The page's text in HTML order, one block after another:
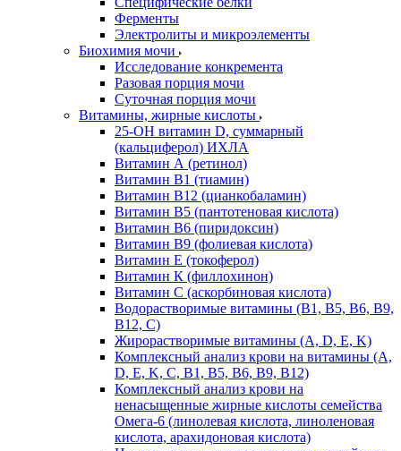
Ферменты
Электролиты и микроэлементы
Биохимия мочи
Исследование конкремента
Разовая порция мочи
Суточная порция мочи
Витамины, жирные кислоты
25-OH витамин D, суммарный
(кальциферол) ИХЛА
Витамин А (ретинол)
Витамин В1 (тиамин)
Витамин В12 (цианкобаламин)
Витамин В5 (пантотеновая кислота)
Витамин В6 (пиридоксин)
Витамин В9 (фолиевая кислота)
Витамин Е (токоферол)
Витамин К (филлохинон)
Витамин С (аскорбиновая кислота)
Водорастворимые витамины (B1, B5, B6, В9,
В12, С)
Жирорастворимые витамины (A, D, E, K)
Комплексный анализ крови на витамины (A,
D, E, K, C, B1, B5, B6, В9, B12)
Комплексный анализ крови на
ненасыщенные жирные кислоты семейства
Омега-6 (линолевая кислота, линоленовая
кислота, арахидоновая кислота)